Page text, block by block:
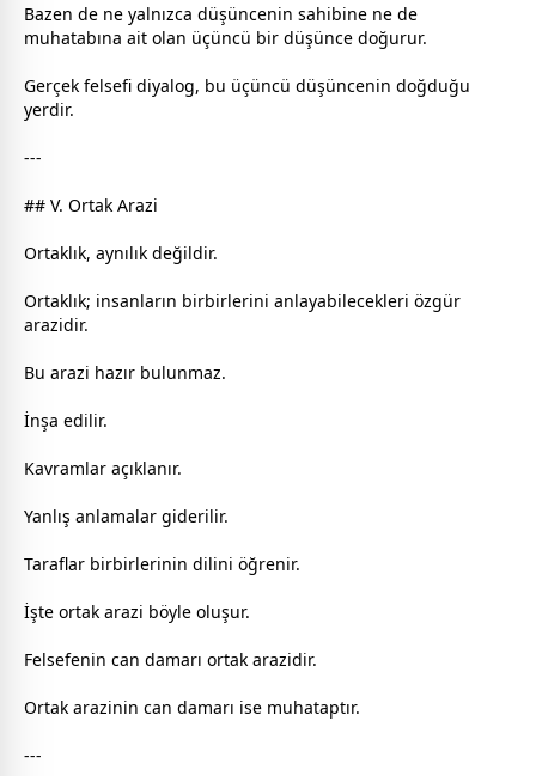
Bazen de ne yalnızca düşüncenin sahibine ne de
muhatabına ait olan üçüncü bir düşünce doğurur.
Gerçek felsefi diyalog, bu üçüncü düşüncenin doğduğu
yerdir.
---
## V. Ortak Arazi
Ortaklık, aynılık değildir.
Ortaklık; insanların birbirlerini anlayabilecekleri özgür
arazidir.
Bu arazi hazır bulunmaz.
İnşa edilir.
Kavramlar açıklanır.
Yanlış anlamalar giderilir.
Taraflar birbirlerinin dilini öğrenir.
İşte ortak arazi böyle oluşur.
Felsefenin can damarı ortak arazidir.
Ortak arazinin can damarı ise muhataptır.
---